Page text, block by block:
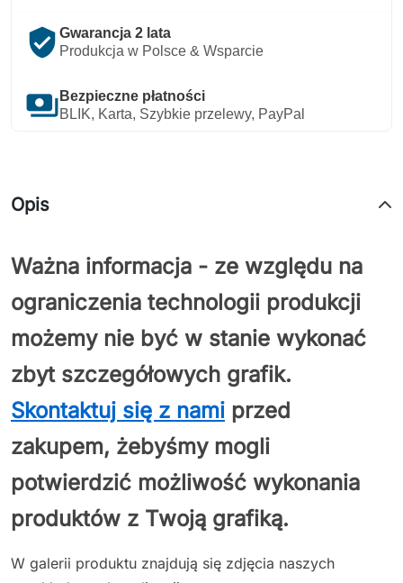
verified_user Gwarancja 2 lata
Produkcja w Polsce & Wsparcie
payments Bezpieczne płatności
BLIK, Karta, Szybkie przelewy, PayPal
Opis
Ważna informacja - ze względu na
ograniczenia technologii produkcji
możemy nie być w stanie wykonać
zbyt szczegółowych grafik.
Skontaktuj się z nami przed
zakupem, żebyśmy mogli
potwierdzić możliwość wykonania
produktów z Twoją grafiką.
W galerii produktu znajdują się zdjęcia naszych